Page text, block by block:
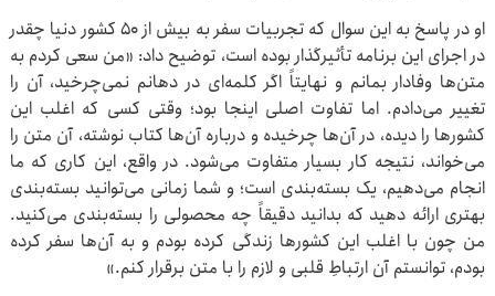
او در پاسخ به این سوال که تجربیات سفر به بیش از ۵۰ کشور دنیا چقدر
در اجرای این برنامه تأثیرگذار بوده است، توضیح داد: «من سعی کردم به
متن‌ها وفادار بمانم و نهایتاً اگر کلمه‌ای در دهانم نمی‌چرخید، آن را
تغییر می‌دادم. اما تفاوت اصلی اینجا بود؛ وقتی کسی که اغلب این
کشورها را دیده، در آن‌ها چرخیده و درباره‌ آن‌ها کتاب نوشته، آن متن را
می‌خواند، نتیجه کار بسیار متفاوت می‌شود. در واقع، این کاری که ما
انجام می‌دهیم، یک بسته‌بندی است؛ و شما زمانی می‌توانید بسته‌بندی
بهتری ارائه دهید که بدانید دقیقاً چه محصولی را بسته‌بندی می‌کنید.
من چون با اغلب این کشورها زندگی کرده بودم و به آن‌ها سفر کرده
بودم، توانستم آن ارتباطِ قلبی و لازم را با متن برقرار کنم.»